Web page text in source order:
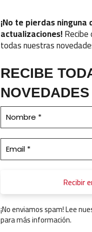
¡No te pierdas
actualizaciones!
todas nuestras
RECIBE
NOVEDADES
¡No enviamos spam! Lee
para más información.